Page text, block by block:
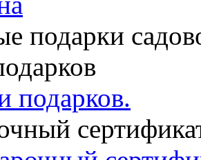
подарки
подарков.